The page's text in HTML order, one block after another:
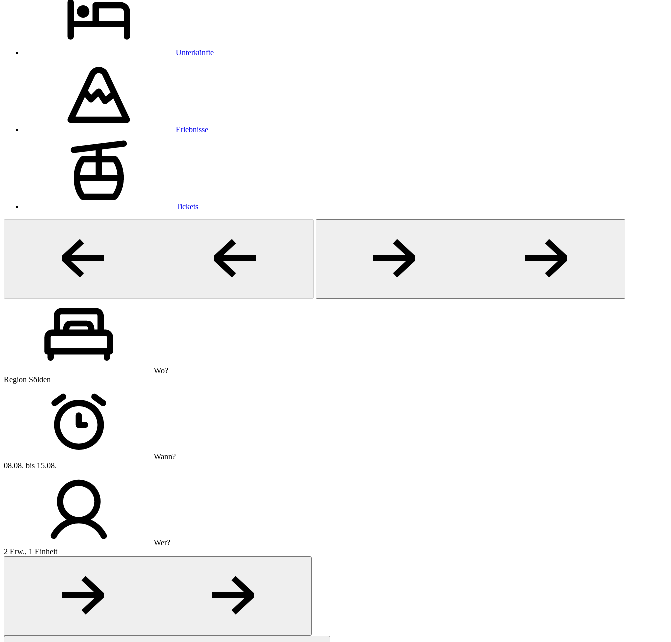
Unterkünfte
Erlebnisse
Tickets
Wo?
Region Sölden
Wann?
08.08. bis 15.08.
Wer?
2 Erw., 1 Einheit